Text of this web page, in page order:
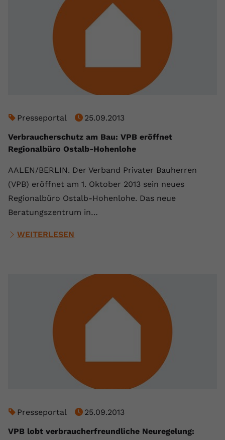
Presseportal
25.09.2013
Verbraucherschutz am Bau: VPB eröffnet
Regionalbüro Ostalb-Hohenlohe
AALEN/BERLIN. Der Verband Privater Bauherren
(VPB) eröffnet am 1. Oktober 2013 sein neues
Regionalbüro Ostalb-Hohenlohe. Das neue
Beratungszentrum in…
WEITERLESEN
Presseportal
25.09.2013
VPB lobt verbraucherfreundliche Neuregelung: